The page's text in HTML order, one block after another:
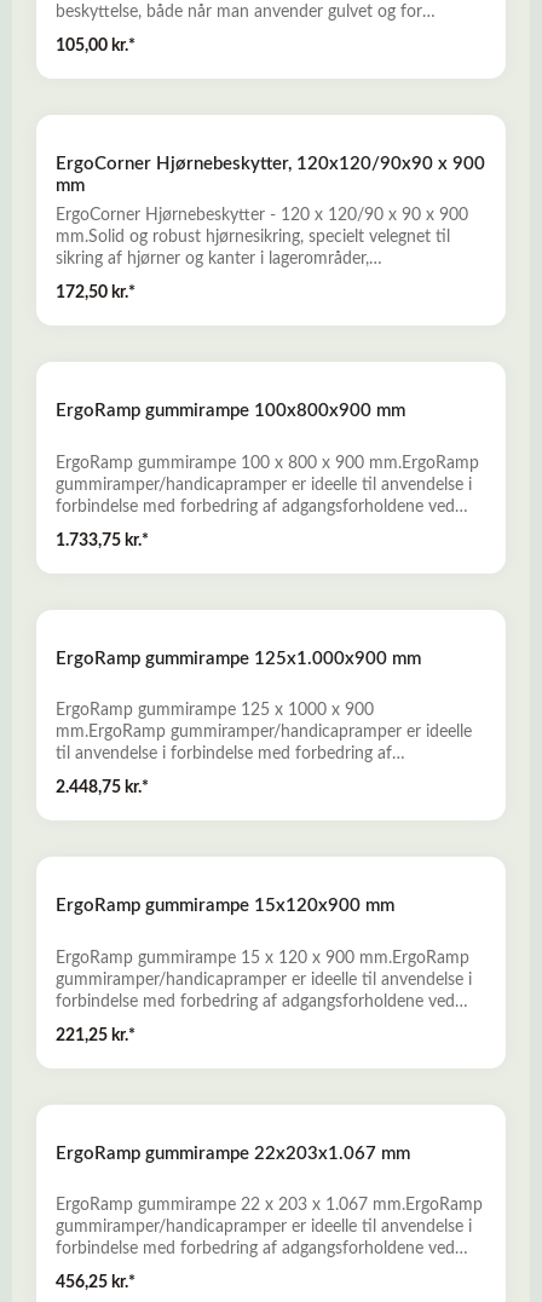
beskyttelse, både når man anvender gulvet og for
til fliserne.- Absorberer stød og støj i arbejdsmiljøet-
Sammenlåsning betyder, ingen behov for klæbemidler, og
på arbejdsborde- Let at rengøre og kan anvendes både i
beskytter mod kolde og våde gulvoverfladerMål:
500x500x14 mm. = 0,22 m2/flise = 4,6 flise/m2
105,00 kr.*
ErgoCorner Hjørnebeskytter, 120x120/90x90 x 900
mm
ErgoCorner Hjørnebeskytter - 120 x 120/90 x 90 x 900
mm.Solid og robust hjørnesikring, specielt velegnet til
sikring af hjørner og kanter i lagerområder,
værkstederparkeringshuse, i detailhandelen og på steder
hvor der er stor trafik med kørende materiel eksempelvis
pallevogne, kundevogne, trucks mm. Miljørigtigt og
172,50 kr.*
ErgoRamp gummirampe 100x800x900 mm
ErgoRamp gummirampe 100 x 800 x 900 mm.ErgoRamp
gummiramper/handicapramper er ideelle til anvendelse i
forbindelse med forbedring af adgangsforholdene ved
erhvervslivet. - Fremstillet af miljørigtig genbrugsgummi
fra udtjente bildæk- Slidstærke, skridsikre og
specialværktøj- Bredt produktprogram, som omfatter
om Gummiramper
1.733,75 kr.*
ErgoRamp gummirampe 125x1.000x900 mm
ErgoRamp gummirampe 125 x 1000 x 900
mm.ErgoRamp gummiramper/handicapramper er ideelle
til anvendelse i forbindelse med forbedring af
adgangsforholdene ved private boliger, butikker, offentlige
bygninger og i erhvervslivet. - Fremstillet af miljørigtig
genbrugsgummi fra udtjente bildæk- Slidstærke, skridsikre
om Gummiramper
2.448,75 kr.*
ErgoRamp gummirampe 15x120x900 mm
ErgoRamp gummirampe 15 x 120 x 900 mm.ErgoRamp
gummiramper/handicapramper er ideelle til anvendelse i
forbindelse med forbedring af adgangsforholdene ved
erhvervslivet. - Fremstillet af miljørigtig genbrugsgummi
fra udtjente bildæk- Slidstærke, skridsikre og
specialværktøj- Bredt produktprogram, som omfatter
om Gummiramper
221,25 kr.*
ErgoRamp gummirampe 22x203x1.067 mm
ErgoRamp gummirampe 22 x 203 x 1.067 mm.ErgoRamp
gummiramper/handicapramper er ideelle til anvendelse i
forbindelse med forbedring af adgangsforholdene ved
private boliger, butikker, offentlige bygninger og i
erhvervslivet. - Fremstillet af miljørigtig genbrugsgummi
456,25 kr.*